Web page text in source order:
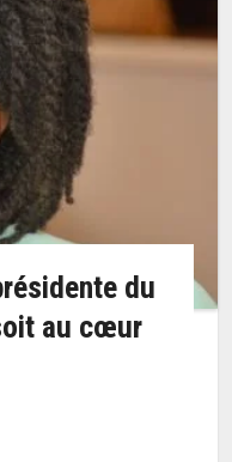
Ferroviaire
Lagunaire
du
au cœur